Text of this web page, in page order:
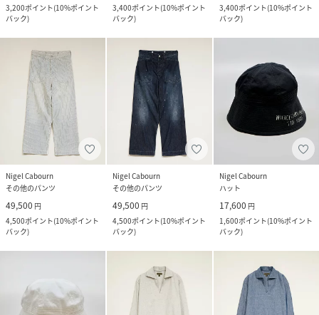
3,200ポイント(10%ポイント
バック)
3,400ポイント(10%ポイント
バック)
3,400ポイント(10%ポイント
バック)
Nigel Cabourn
その他のパンツ
49,500 円
4,500ポイント(10%ポイント
バック)
Nigel Cabourn
その他のパンツ
49,500 円
4,500ポイント(10%ポイント
バック)
Nigel Cabourn
ハット
17,600 円
1,600ポイント(10%ポイント
バック)